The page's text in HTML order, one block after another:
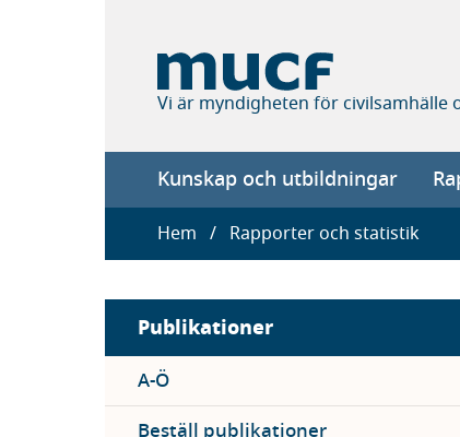
Vi är myndigheten för civilsamhälle
Main
navigation
Kunskap och utbildningar
Länkstig
Hem Rapporter och statistik
Sidebar
menu
Publikationer
A-Ö
Beställ publikationer